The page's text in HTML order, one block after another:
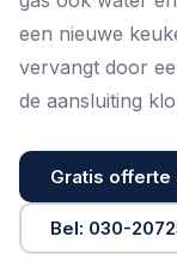
een nieuwe
vervangt door
de aansluiting
Gratis offerte
Bel: 030-